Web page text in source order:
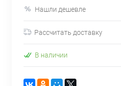
Нашли дешевле
Рассчитать доставку
В наличии